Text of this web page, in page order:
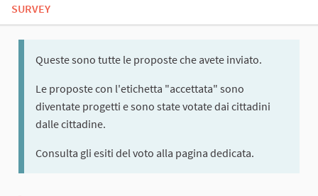
SURVEY
Queste sono tutte le proposte che avete inviato.
Le proposte con l'etichetta "accettata" sono
diventate progetti e sono state votate dai cittadini
dalle cittadine.
Consulta gli esiti del voto alla pagina dedicata.